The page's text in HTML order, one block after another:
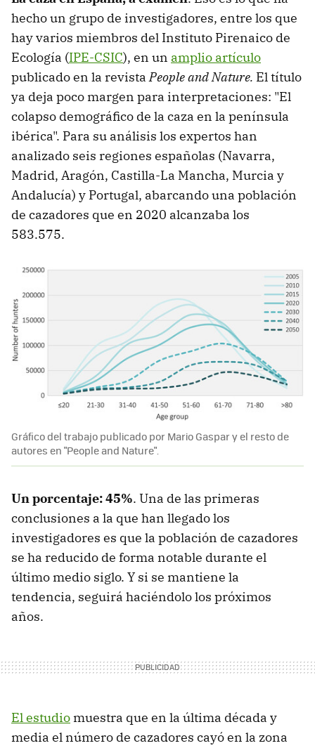
hecho un grupo de investigadores, entre los que
hay varios miembros del Instituto Pirenaico de
Ecología (IPE-CSIC), en un amplio artículo
publicado en la revistaPeople and Nature. El título
ya deja poco margen para interpretaciones: "El
colapso demográfico de la caza en la península
ibérica". Para su análisis los expertos han
analizado seis regiones españolas (Navarra,
Madrid, Aragón, Castilla-La Mancha, Murcia y
Andalucía) y Portugal, abarcando una población
de cazadores que en 2020 alcanzaba los
583.575.
Gráfico del trabajo publicado por Mario Gaspar y el resto de
autores en "People and Nature".
Un porcentaje: 45%. Una de las primeras
conclusiones a la que han llegado los
investigadores es que la población de cazadores
se ha reducido de forma notable durante el
último medio siglo. Y si se mantiene la
tendencia, seguirá haciéndolo los próximos
años.
El estudio muestra que en la última década y
media el número de cazadores cayó en la zona